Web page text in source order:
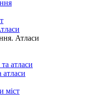
Атласи
атласи
атласи
міст